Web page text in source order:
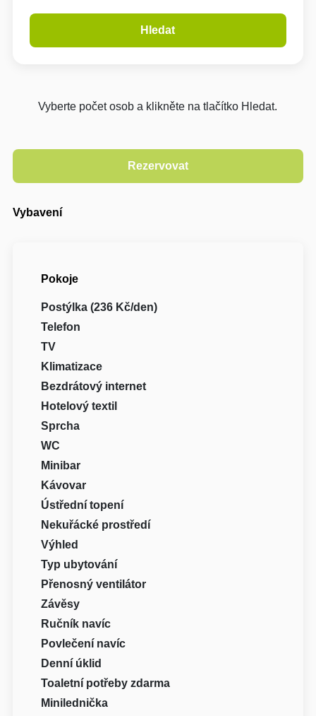
Hledat
Vyberte počet osob a klikněte na tlačítko Hledat.
Vybavení
Pokoje
Postýlka (236 Kč/den)
Telefon
TV
Klimatizace
Bezdrátový internet
Hotelový textil
Sprcha
WC
Minibar
Kávovar
Ústřední topení
Nekuřácké prostředí
Výhled
Typ ubytování
Přenosný ventilátor
Závěsy
Ručník navíc
Povlečení navíc
Denní úklid
Toaletní potřeby zdarma
Minilednička